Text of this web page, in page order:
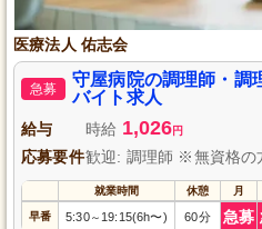
医療法人 佑志会
急募
守屋病院の調理師・調
バイト求人
給与 時給 1,026円
応募要件歓迎: 調理師 ※無資格の
就業時間 休憩 月
早番 5:30～ 19:15(6h〜) 60分 急募